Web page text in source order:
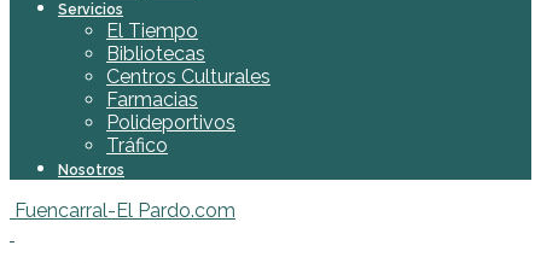
Servicios
El Tiempo
Bibliotecas
Centros Culturales
Farmacias
Polideportivos
Tráfico
Nosotros
Fuencarral-El Pardo.com